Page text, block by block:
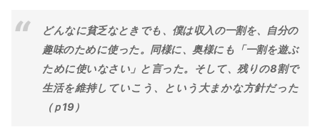
どんなに貧乏なときでも、僕は収入の一割を、自分の
趣味のために使った。同様に、奥様にも「一割を遊ぶ
ために使いなさい」と言った。そして、残りの8割で
生活を維持していこう、という大まかな方針だった
（ｐ19）